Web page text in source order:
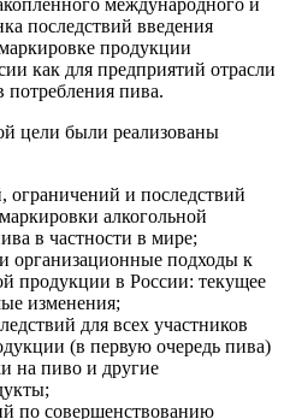
последствий введения
продукции
как для предприятий отрасли
потребления пива.
цели были реализованы
ограничений и последствий
алкогольной
в частности в мире;
организационные подходы к
продукции в России: текущее
изменения;
для всех участников
(в первую очередь пива)
на пиво и другие
по совершенствованию